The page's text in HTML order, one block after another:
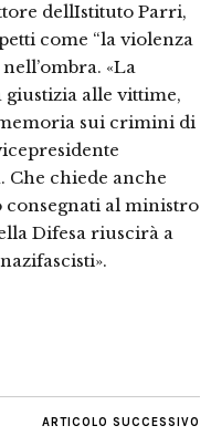
dellIstituto Parri,
come “la violenza
«La
alle vittime,
sui crimini di
Che chiede anche
consegnati al ministro
Difesa riuscirà a
ARTICOLO SUCCESSIVO